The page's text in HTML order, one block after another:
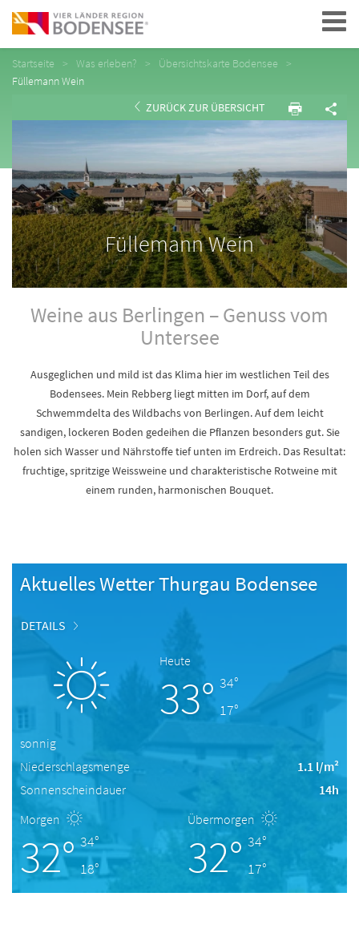
Navigation
Startseite Was erleben?
Übersichtskarte Bodensee
Füllemann Wein
ZURÜCK ZUR ÜBERSICHT
Füllemann Wein
Weine aus Berlingen – Genuss vom
Untersee
Ausgeglichen und mild ist das Klima hier im westlichen Teil des
Bodensees. Mein Rebberg liegt mitten im Dorf, auf dem
Schwemmdelta des Wildbachs von Berlingen. Auf dem leicht
sandigen, lockeren Boden gedeihen die Pﬂanzen besonders gut. Sie
holen sich Wasser und Nährstoffe tief unten im Erdreich. Das Resultat:
fruchtige, spritzige Weissweine und charakteristische Rotweine mit
einem runden, harmonischen Bouquet.
Aktuelles Wetter Thurgau Bodensee
DETAILS
Heute
33° 34°
17°
sonnig
Niederschlagsmenge
1.1 l/m²
Sonnenscheindauer
14h
Morgen
32° 34°
18°
Übermorgen
32° 34°
17°